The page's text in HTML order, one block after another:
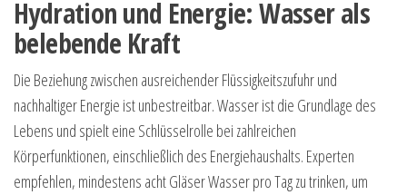
Hydration und Energie: Wasser als
belebende Kraft
Die Beziehung zwischen ausreichender Flüssigkeitszufuhr und
nachhaltiger Energie ist unbestreitbar. Wasser ist die Grundlage des
Lebens und spielt eine Schlüsselrolle bei zahlreichen
Körperfunktionen, einschließlich des Energiehaushalts. Experten
empfehlen, mindestens acht Gläser Wasser pro Tag zu trinken, um